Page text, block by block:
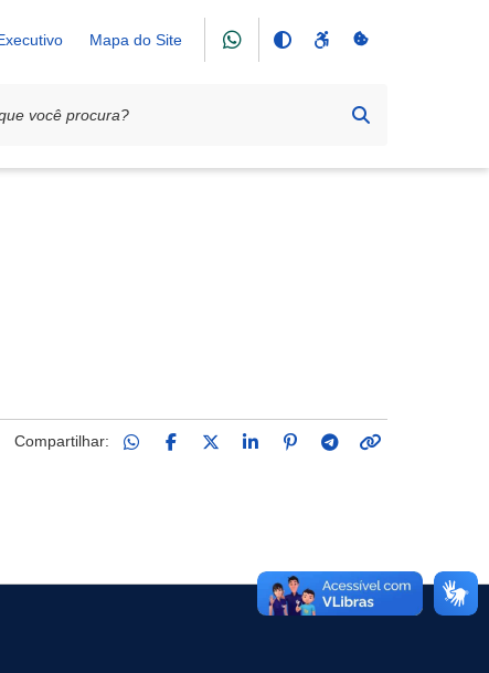
Mapa do Site
Compartilhar: